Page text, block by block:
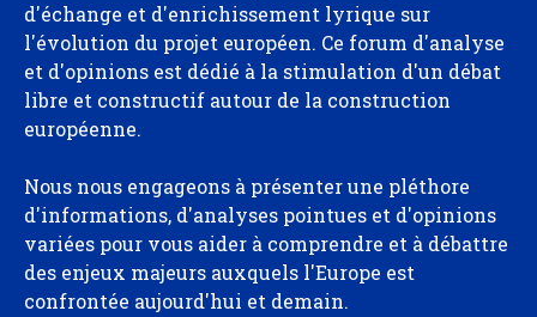
d'échange et d'enrichissement lyrique sur
l'évolution du projet européen. Ce forum d'analyse
et d'opinions est dédié à la stimulation d'un débat
libre et constructif autour de la construction
européenne.
Nous nous engageons à présenter une pléthore
d'informations, d'analyses pointues et d'opinions
variées pour vous aider à comprendre et à débattre
des enjeux majeurs auxquels l'Europe est
confrontée aujourd'hui et demain.